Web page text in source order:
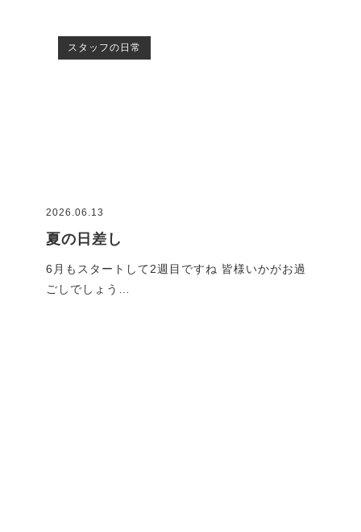
スタッフの日常
2026.06.13
夏の日差し
6月もスタートして2週目ですね 皆様いかがお過
ごしでしょう…